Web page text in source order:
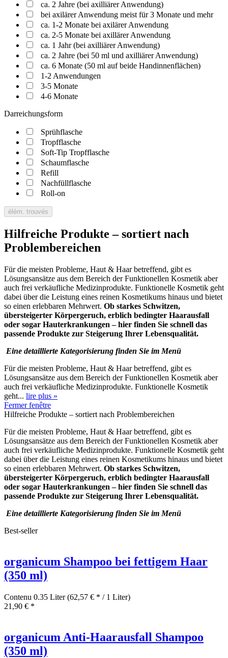
ca. 2 Jahre (bei axilliärer Anwendung)
bei axilärer Anwendung meist für 3 Monate und mehr
ca. 1-2 Monate bei axilärer Anwendung
ca. 2-5 Monate bei axillärer Anwendung
ca. 1 Jahr (bei axilliärer Anwendung)
ca. 2 Jahre (bei 50 ml und axilliärer Anwendung)
ca. 6 Monate (50 ml auf beide Handinnenflächen)
1-2 Anwendungen
3-5 Monate
4-6 Monate
Darreichungsform
Sprühflasche
Tropfflasche
Soft-Tip Tropfflasche
Schaumflasche
Refill
Nachfüllflasche
Roll-on
élém. trouvés
Hilfreiche Produkte – sortiert nach
Problembereichen
Für die meisten Probleme, Haut & Haar betreffend, gibt es
Lösungsansätze aus dem Bereich der Funktionellen Kosmetik aber
auch frei verkäufliche Medizinprodukte. Funktionelle Kosmetik geht
dabei über die Leistung eines reinen Kosmetikums hinaus und bietet
so einen erlebbaren Mehrwert. Ob starkes Schwitzen,
übersteigerter Körpergeruch, erblich bedingter Haarausfall
oder sogar Hauterkrankungen – hier finden Sie schnell das
passende Produkte zur Steigerung Ihrer Lebensqualität.
Eine detaillierte Kategorisierung finden Sie im Menü
Für die meisten Probleme, Haut & Haar betreffend, gibt es
Lösungsansätze aus dem Bereich der Funktionellen Kosmetik aber
auch frei verkäufliche Medizinprodukte. Funktionelle Kosmetik
geht... lire plus »
Fermer fenêtre
Hilfreiche Produkte – sortiert nach Problembereichen
Für die meisten Probleme, Haut & Haar betreffend, gibt es
Lösungsansätze aus dem Bereich der Funktionellen Kosmetik aber
auch frei verkäufliche Medizinprodukte. Funktionelle Kosmetik geht
dabei über die Leistung eines reinen Kosmetikums hinaus und bietet
so einen erlebbaren Mehrwert. Ob starkes Schwitzen,
übersteigerter Körpergeruch, erblich bedingter Haarausfall
oder sogar Hauterkrankungen – hier finden Sie schnell das
passende Produkte zur Steigerung Ihrer Lebensqualität.
Eine detaillierte Kategorisierung finden Sie im Menü
Best-seller
organicum Shampoo bei fettigem Haar
(350 ml)
Contenu 0.35 Liter(62,57 € * / 1 Liter)
21,90 € *
organicum Anti-Haarausfall Shampoo
(350 ml)